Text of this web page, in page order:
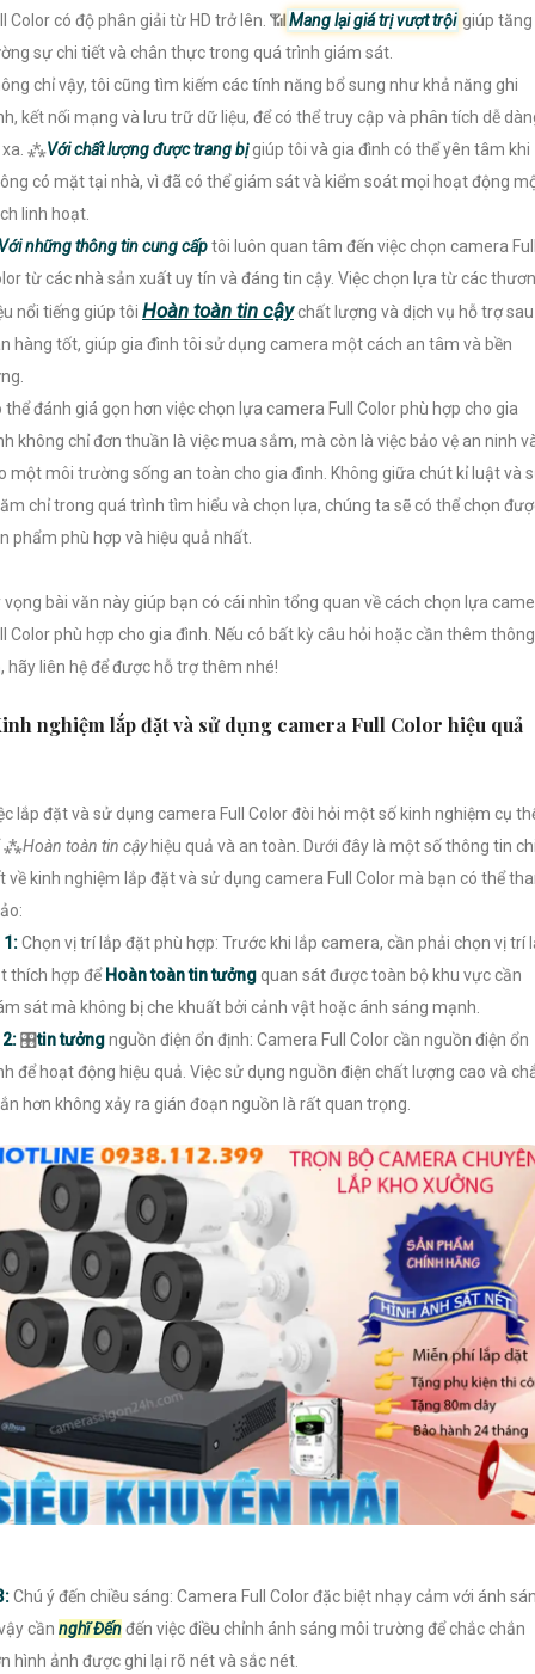
Color có độ phân giải từ HD trở lên. 📶Mang lại giá trị vượt trội giúp tăng
sự chi tiết và chân thực trong quá trình giám sát.
chỉ vậy, tôi cũng tìm kiếm các tính năng bổ sung như khả năng ghi
kết nối mạng và lưu trữ dữ liệu, để có thể truy cập và phân tích dễ
xa. ⁂Với chất lượng được trang bịgiúp tôi và gia đình có thể yên tâm khi
có mặt tại nhà, vì đã có thể giám sát và kiểm soát mọi hoạt động
linh hoạt.
những thông tin cung cấptôi luôn quan tâm đến việc chọn camera
từ các nhà sản xuất uy tín và đáng tin cậy. Việc chọn lựa từ các
nổi tiếng giúp tôi Hoàn toàn tin cậychất lượng và dịch vụ hỗ trợ sau
hàng tốt, giúp gia đình tôi sử dụng camera một cách an tâm và bền
thể đánh giá gọn hơn việc chọn lựa camera Full Color phù hợp cho gia
không chỉ đơn thuần là việc mua sắm, mà còn là việc bảo vệ an ninh
một môi trường sống an toàn cho gia đình. Không giữa chút kỉ luật và
chỉ trong quá trình tìm hiểu và chọn lựa, chúng ta sẽ có thể chọn
phẩm phù hợp và hiệu quả nhất.
vọng bài văn này giúp bạn có cái nhìn tổng quan về cách chọn lựa
Color phù hợp cho gia đình. Nếu có bất kỳ câu hỏi hoặc cần thêm thông
hãy liên hệ để được hỗ trợ thêm nhé!
nghiệm lắp đặt và sử dụng camera Full Color hiệu quả
lắp đặt và sử dụng camera Full Color đòi hỏi một số kinh nghiệm cụ
⁂Hoàn toàn tin cậyhiệu quả và an toàn. Dưới đây là một số thông tin
về kinh nghiệm lắp đặt và sử dụng camera Full Color mà bạn có thể
1:Chọn vị trí lắp đặt phù hợp: Trước khi lắp camera, cần phải chọn vị trí
thích hợp đểHoàn toàn tin tưởng quan sát được toàn bộ khu vực cần
sát mà không bị che khuất bởi cảnh vật hoặc ánh sáng mạnh.
2:🎛tin tưởngnguồn điện ổn định: Camera Full Color cần nguồn điện ổn
để hoạt động hiệu quả. Việc sử dụng nguồn điện chất lượng cao và
hơn không xảy ra gián đoạn nguồn là rất quan trọng.
Chú ý đến chiều sáng: Camera Full Color đặc biệt nhạy cảm với ánh
cần nghĩ Đếnđến việc điều chỉnh ánh sáng môi trường để chắc chắn
hình ảnh được ghi lại rõ nét và sắc nét.